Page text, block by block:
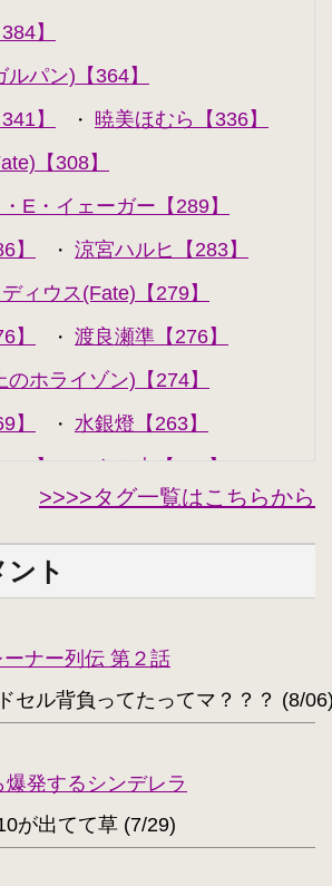
】
パン)【364】
】 ・ 暁美ほむら【336】
【308】
E・イェーガー【289】
】 ・ 涼宮ハルヒ【283】
ィウス(Fate)【279】
】 ・ 渡良瀬準【276】
ホライゾン)【274】
】 ・ 水銀燈【263】
】 キル夫【260】
ルコット【240】
】
トリンデ・ヴィルケ【223】
】
214】 ・ 古明地こいし【210】
)【208】 キョン【205】
ーレット(東方project)【203】
ル・フォン・アインツベルン【
>>>>タグ一覧はこちらから
ト
ーナー列伝 第２話
セル背負ってたってマ？？？ (8/
爆発するシンデレラ
が出てて草 (7/29)